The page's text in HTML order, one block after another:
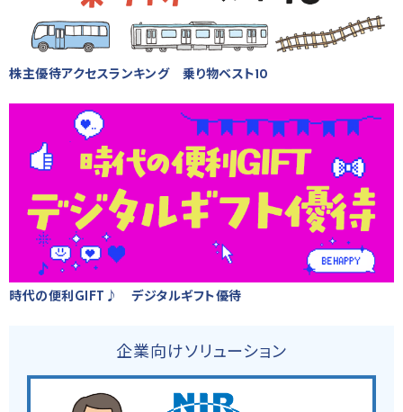
株主優待アクセスランキング 乗り物ベスト10
時代の便利GIFT♪ デジタルギフト優待
企業向けソリューション